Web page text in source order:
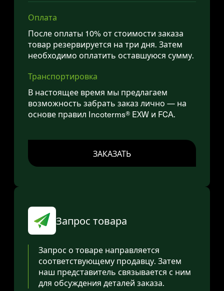
Оплата
После оплаты 10% от стоимости заказа
товар резервируется на три дня. Затем
необходимо оплатить оставшуюся сумму.
Транспортировка
В настоящее время мы предлагаем
возможность забрать заказ лично — на
основе правил Incoterms® EXW и FCA.
ЗАКАЗАТЬ
Запрос товара
Запрос о товаре направляется
соответствующему продавцу. Затем
наш представитель связывается с ним
для обсуждения деталей заказа.